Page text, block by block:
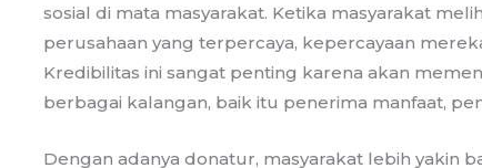
sosial di mata masyarakat. Ketika masyarakat
perusahaan yang terpercaya, kepercayaan
Kredibilitas ini sangat penting karena akan
berbagai kalangan, baik itu penerima manfaat,
Dengan adanya donatur, masyarakat lebih yakin